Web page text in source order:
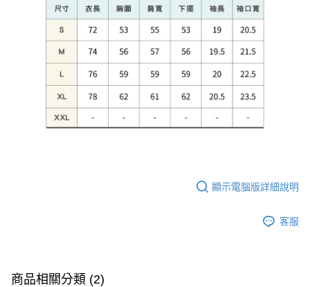
顯示電腦版詳細說明
客服
商品相關分類 (2)